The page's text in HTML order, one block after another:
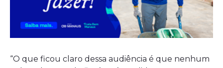
“O que ficou claro dessa audiência é que nenhum